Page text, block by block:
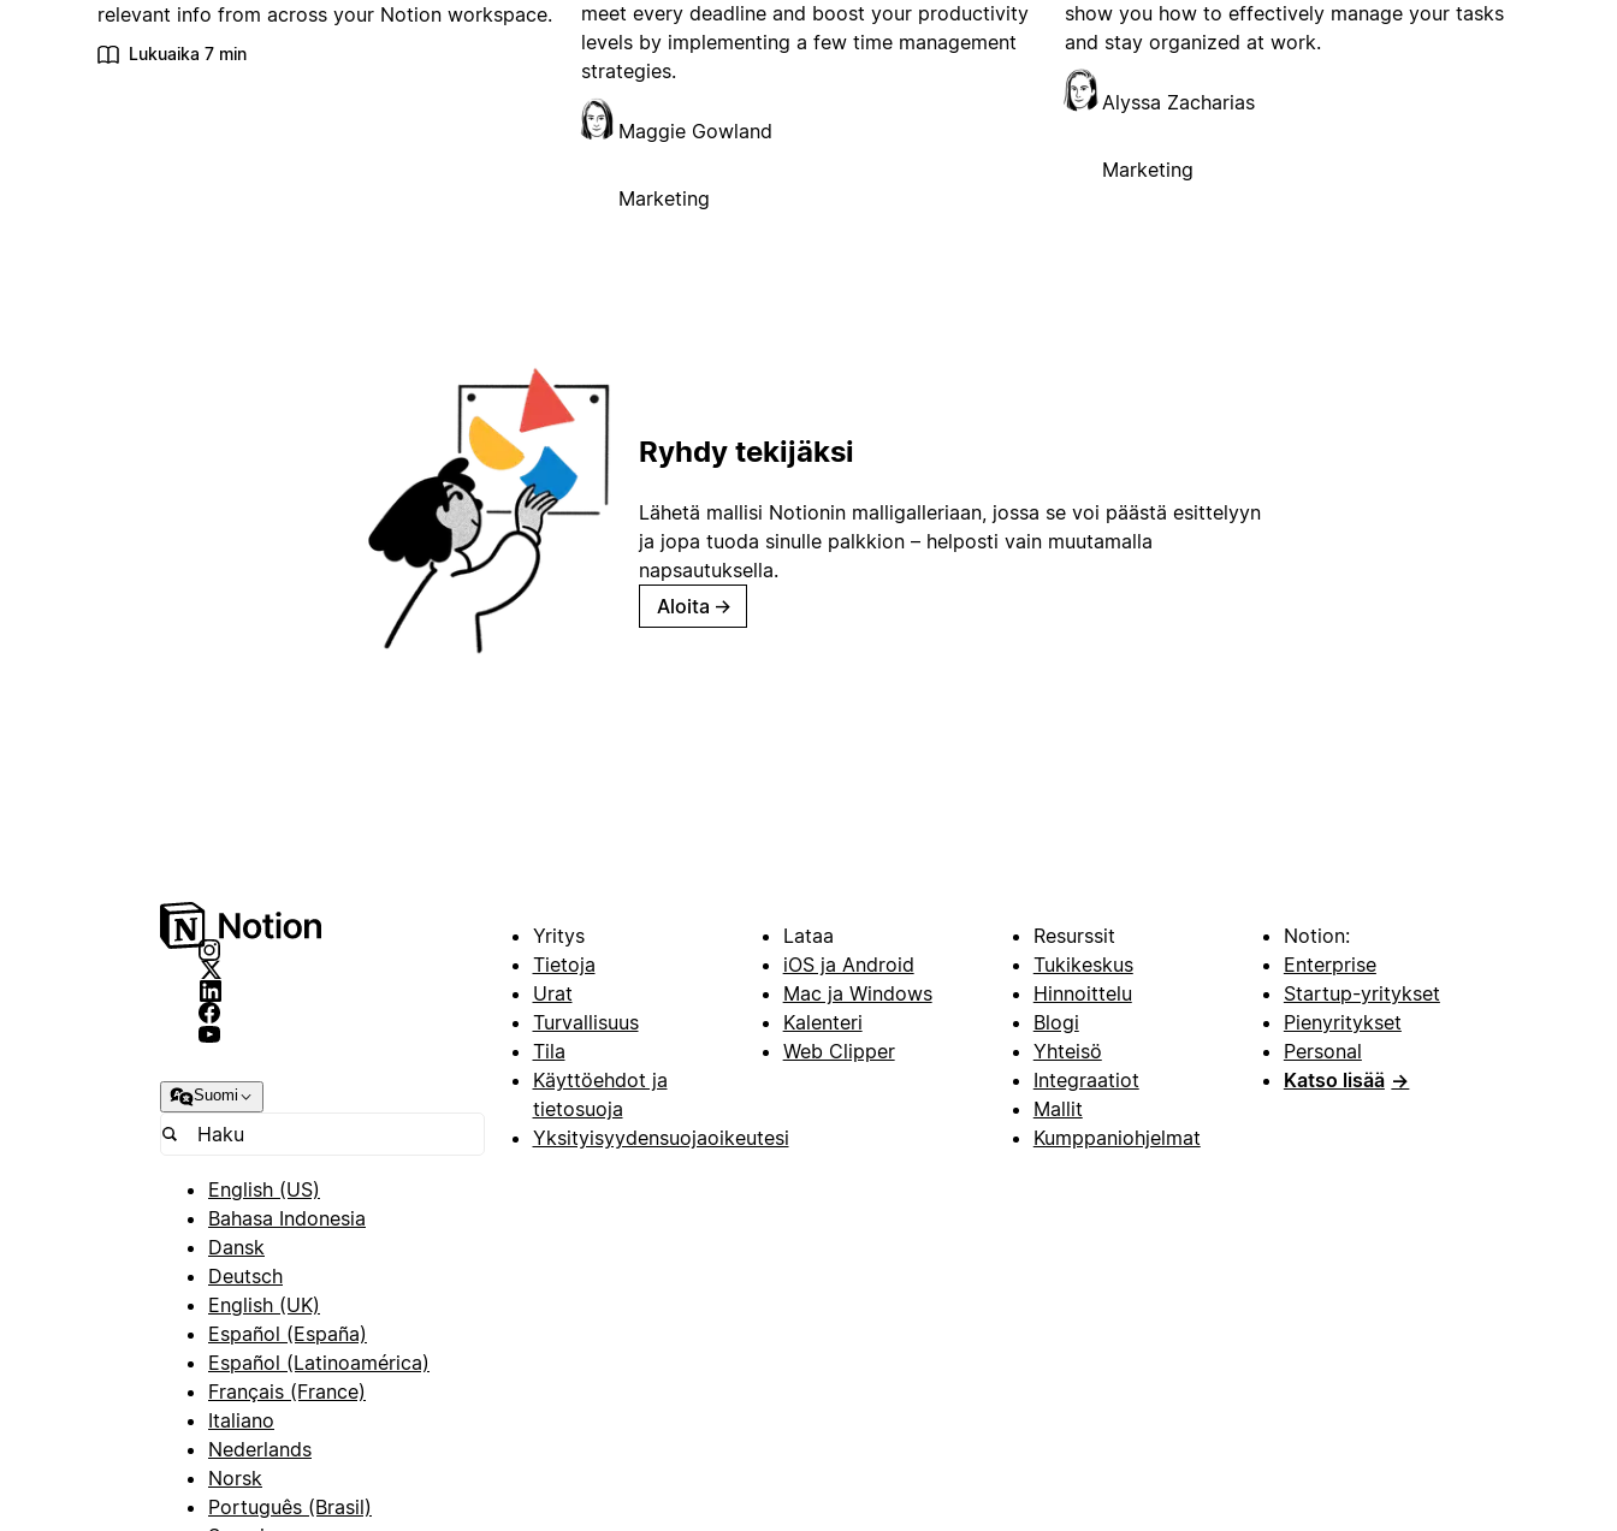
relevant info from across your Notion workspace.
Lukuaika 7 min
meet every deadline and boost your productivity
levels by implementing a few time management
strategies.
Maggie Gowland
Marketing
show you how to effectively manage your tasks
and stay organized at work.
Alyssa Zacharias
Marketing
Ryhdy tekijäksi
Lähetä mallisi Notionin malligalleriaan, jossa se voi päästä esittelyyn
ja jopa tuoda sinulle palkkion – helposti vain muutamalla
napsautuksella.
Aloita →
Suomi
English (US)
Bahasa Indonesia
Dansk
Deutsch
English (UK)
Español (España)
Español (Latinoamérica)
Français (France)
Italiano
Nederlands
Norsk
Português (Brasil)
Yritys
Tietoja
Urat
Turvallisuus
Tila
Käyttöehdot ja
tietosuoja
Yksityisyydensuojaoikeutesi
Lataa
iOS ja Android
Mac ja Windows
Kalenteri
Web Clipper
Resurssit
Tukikeskus
Hinnoittelu
Blogi
Yhteisö
Integraatiot
Mallit
Kumppaniohjelmat
Notion:
Enterprise
Startup-yritykset
Pienyritykset
Personal
Katso lisää →